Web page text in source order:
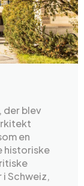
der blev
en
historiske
Schweiz,